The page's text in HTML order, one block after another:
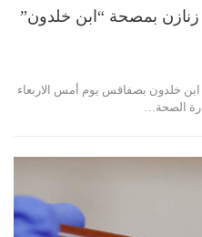
بمصحة “ابن خلدون”
خلدون بصفاقس يوم أمس الاربعاء